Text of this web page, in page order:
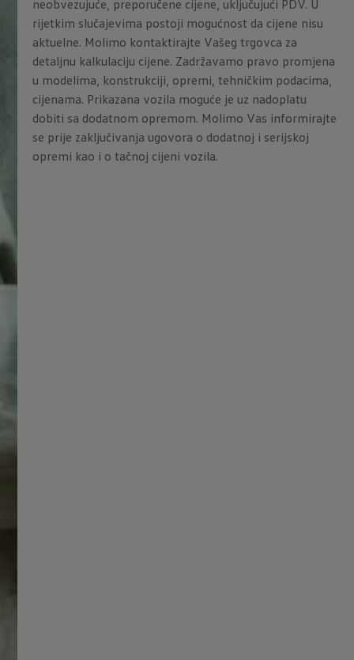
neobvezujuće, preporučene cijene, uključujući PDV. U
rijetkim slučajevima postoji mogućnost da cijene nisu
aktuelne. Molimo kontaktirajte Vašeg trgovca za
detaljnu kalkulaciju cijene. Zadržavamo pravo promjena
u modelima, konstrukciji, opremi, tehničkim podacima,
cijenama. Prikazana vozila moguće je uz nadoplatu
dobiti sa dodatnom opremom. Molimo Vas informirajte
se prije zaključivanja ugovora o dodatnoj i serijskoj
opremi kao i o tačnoj cijeni vozila.